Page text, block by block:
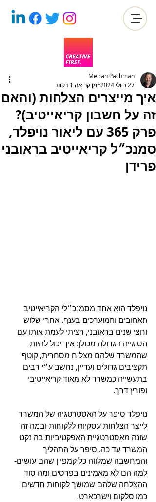
איך מייצרים הצלחות (והאם
זה על חשבון קריאייטיב)?
פרק 365 עם ליאור נויפלד,
סמנכ״ל קריאייטיב בראובני
פרידן
Meiran Pachman
27 ביולי 2024
זמן קריאה 1 דקות
נויפלד הוא אחד מסמנכ״לי הקריאייטיב
האהובים והמוערכים בענף. אחרי שלוש
וחצי שנים בראובני, רציתי לעמת אותו עם
הסוגייה הגדולה מכולן: איך יכול להיות
שהמשרד שלהם מצליח מסחרית, קוטף
תקציבים גדולים ועדיין, נחשב ע״י רבים
בתעשייה כמשרד לא מאוד קריאייטיבי
ופורץ דרך.
נויפלד סיפר על האסטרטגיה של המשרד
לייצר הצלחות עסקיות ללקוחות ובמה זה
שונה מאסטרטגיית האפקטיביות בה נקט
המשרד עד כה. סיפר על התהליך
והמחשבה שמלווה כל קמפיין שהם עושים-
למה הם לא מאמינים בפרסים ומה סוד
ההצלחה שלהם שמושך לקוחות חדשים
כמו סלקום וישרכארט.